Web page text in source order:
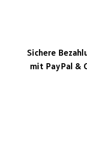
Sichere
mit PayPal &